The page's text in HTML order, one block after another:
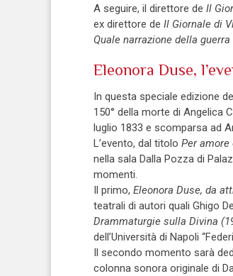
A seguire, il direttore de Il
ex direttore de Il Giornale di
Quale narrazione della guerra
Eleonora Duse,
In questa speciale edizione
150° della morte di Angelica
luglio 1833 e scomparsa ad
L’evento, dal titolo Per amore
nella sala Dalla Pozza di
momenti.
Il primo, Eleonora Duse, da
teatrali di autori quali Ghigo
Drammaturgie sulla Divina
dell’Università di Napoli
Il secondo momento sarà
colonna sonora originale di